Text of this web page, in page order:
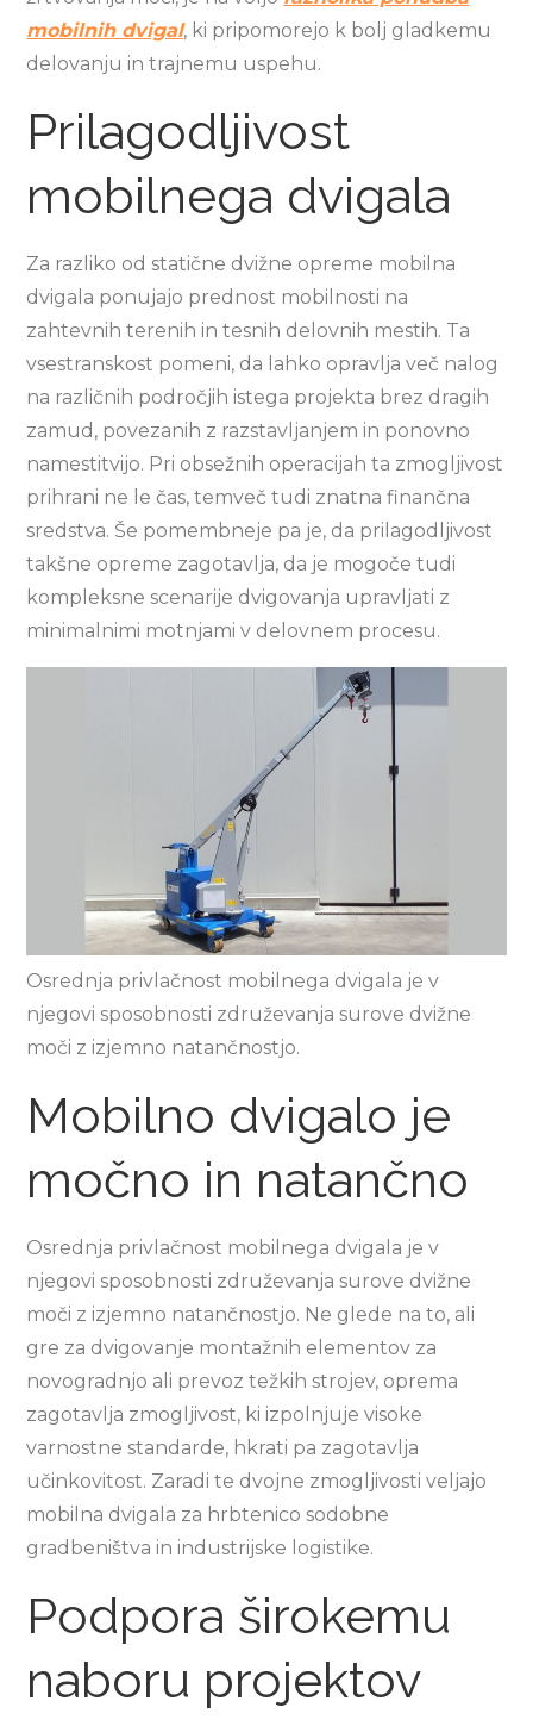
mobilnih dvigal, ki pripomorejo k bolj gladkemu
delovanju in trajnemu uspehu.
Prilagodljivost
mobilnega dvigala
Za razliko od statične dvižne opreme mobilna
dvigala ponujajo prednost mobilnosti na
zahtevnih terenih in tesnih delovnih mestih. Ta
vsestranskost pomeni, da lahko opravlja več nalog
na različnih področjih istega projekta brez dragih
zamud, povezanih z razstavljanjem in ponovno
namestitvijo. Pri obsežnih operacijah ta zmogljivost
prihrani ne le čas, temveč tudi znatna finančna
sredstva. Še pomembneje pa je, da prilagodljivost
takšne opreme zagotavlja, da je mogoče tudi
kompleksne scenarije dvigovanja upravljati z
minimalnimi motnjami v delovnem procesu.
Osrednja privlačnost mobilnega dvigala je v
njegovi sposobnosti združevanja surove dvižne
moči z izjemno natančnostjo.
Mobilno dvigalo je
močno in natančno
Osrednja privlačnost mobilnega dvigala je v
njegovi sposobnosti združevanja surove dvižne
moči z izjemno natančnostjo. Ne glede na to, ali
gre za dvigovanje montažnih elementov za
novogradnjo ali prevoz težkih strojev, oprema
zagotavlja zmogljivost, ki izpolnjuje visoke
varnostne standarde, hkrati pa zagotavlja
učinkovitost. Zaradi te dvojne zmogljivosti veljajo
mobilna dvigala za hrbtenico sodobne
gradbeništva in industrijske logistike.
Podpora širokemu
naboru projektov